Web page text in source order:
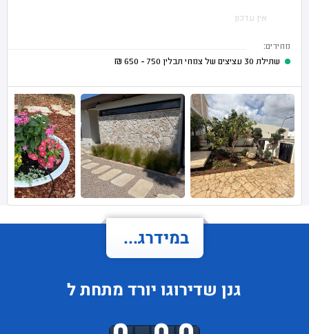
אין עדכון
מחירים:
שתילת 30 עציצים של צמחי תבלין
750 - 650
₪
במידרג...
גנן שדירוגו יורד מתחת ל